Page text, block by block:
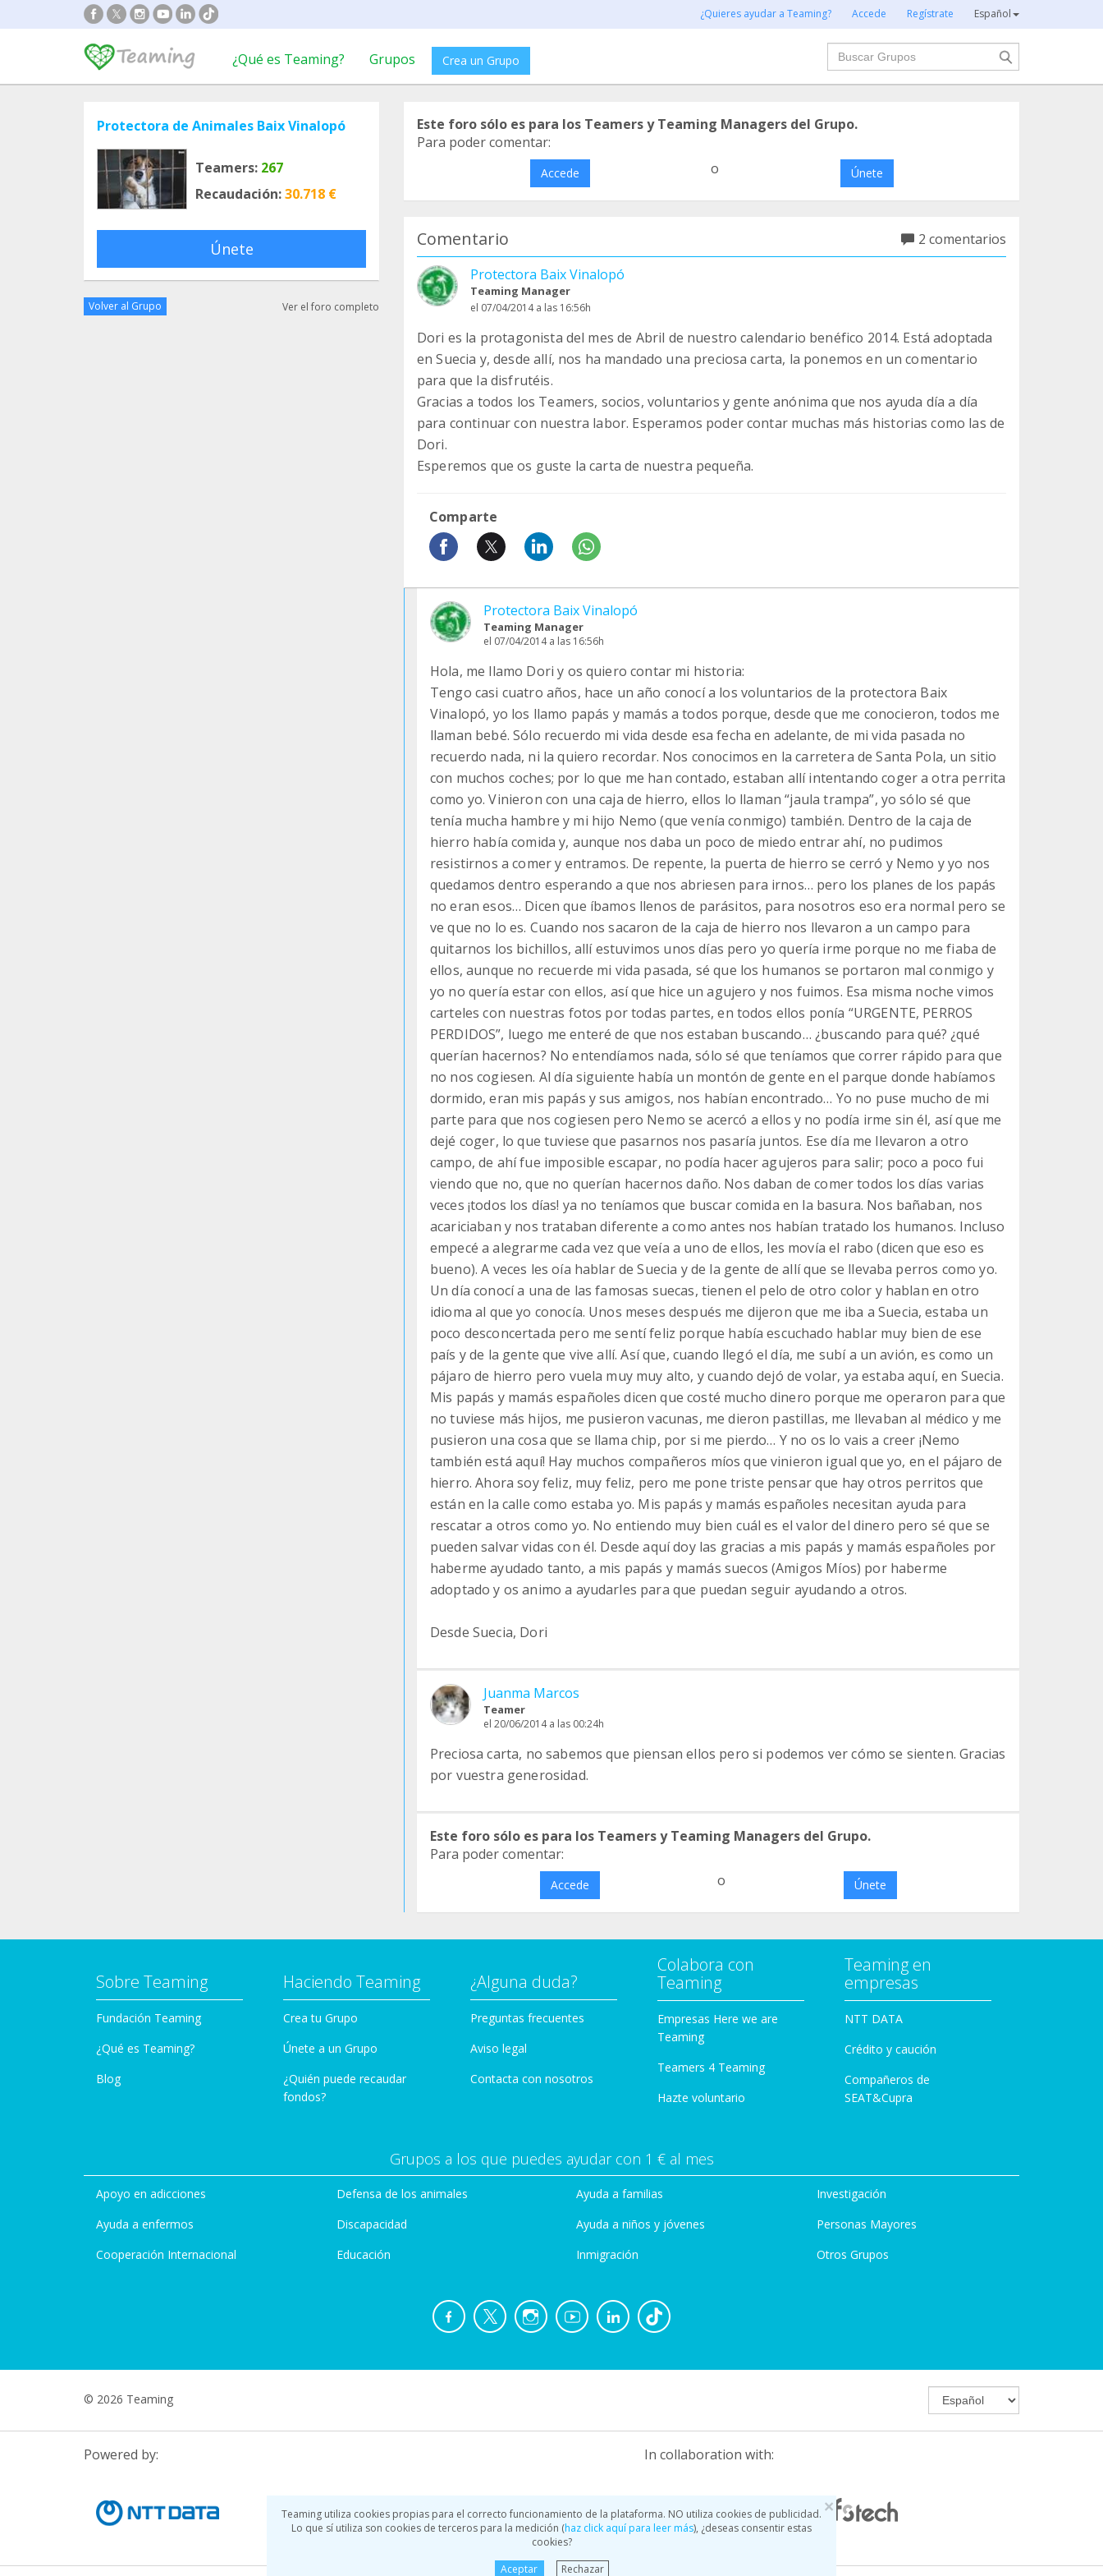
×
Teaming utiliza cookies propias para el correcto funcionamiento de la plataforma. NO utiliza cookies de publicidad.
Lo que sí utiliza son cookies de terceros para la medición (haz click aquí para leer más), ¿deseas consentir estas
cookies?
Aceptar
Rechazar
¿Quieres ayudar a Teaming? Accede Regístrate Español
¿Qué es Teaming? Grupos Crea un Grupo
Buscar
Protectora de Animales Baix Vinalopó
Teamers: 267
Recaudación:30.718 €
Únete
Volver al Grupo Ver el foro completo
Este foro sólo es para los Teamers y Teaming Managers del Grupo.
Para poder comentar:
Accede o Únete
Comentario
2 comentarios
Protectora Baix Vinalopó
Teaming Manager
el 07/04/2014 a las 16:56h
Dori es la protagonista del mes de Abril de nuestro calendario benéfico 2014. Está adoptada
en Suecia y, desde allí, nos ha mandado una preciosa carta, la ponemos en un comentario
para que la disfrutéis.
Gracias a todos los Teamers, socios, voluntarios y gente anónima que nos ayuda día a día
para continuar con nuestra labor. Esperamos poder contar muchas más historias como las de
Dori.
Esperemos que os guste la carta de nuestra pequeña.
Comparte
Protectora Baix Vinalopó
Teaming Manager
el 07/04/2014 a las 16:56h
Hola, me llamo Dori y os quiero contar mi historia:
Tengo casi cuatro años, hace un año conocí a los voluntarios de la protectora Baix
Vinalopó, yo los llamo papás y mamás a todos porque, desde que me conocieron, todos me
llaman bebé. Sólo recuerdo mi vida desde esa fecha en adelante, de mi vida pasada no
recuerdo nada, ni la quiero recordar. Nos conocimos en la carretera de Santa Pola, un sitio
con muchos coches; por lo que me han contado, estaban allí intentando coger a otra perrita
como yo. Vinieron con una caja de hierro, ellos lo llaman “jaula trampa”, yo sólo sé que
tenía mucha hambre y mi hijo Nemo (que venía conmigo) también. Dentro de la caja de
hierro había comida y, aunque nos daba un poco de miedo entrar ahí, no pudimos
resistirnos a comer y entramos. De repente, la puerta de hierro se cerró y Nemo y yo nos
quedamos dentro esperando a que nos abriesen para irnos… pero los planes de los papás
no eran esos… Dicen que íbamos llenos de parásitos, para nosotros eso era normal pero se
ve que no lo es. Cuando nos sacaron de la caja de hierro nos llevaron a un campo para
quitarnos los bichillos, allí estuvimos unos días pero yo quería irme porque no me fiaba de
ellos, aunque no recuerde mi vida pasada, sé que los humanos se portaron mal conmigo y
yo no quería estar con ellos, así que hice un agujero y nos fuimos. Esa misma noche vimos
carteles con nuestras fotos por todas partes, en todos ellos ponía “URGENTE, PERROS
PERDIDOS”, luego me enteré de que nos estaban buscando… ¿buscando para qué? ¿qué
querían hacernos? No entendíamos nada, sólo sé que teníamos que correr rápido para que
no nos cogiesen. Al día siguiente había un montón de gente en el parque donde habíamos
dormido, eran mis papás y sus amigos, nos habían encontrado… Yo no puse mucho de mi
parte para que nos cogiesen pero Nemo se acercó a ellos y no podía irme sin él, así que me
dejé coger, lo que tuviese que pasarnos nos pasaría juntos. Ese día me llevaron a otro
campo, de ahí fue imposible escapar, no podía hacer agujeros para salir; poco a poco fui
viendo que no, que no querían hacernos daño. Nos daban de comer todos los días varias
veces ¡todos los días! ya no teníamos que buscar comida en la basura. Nos bañaban, nos
acariciaban y nos trataban diferente a como antes nos habían tratado los humanos. Incluso
empecé a alegrarme cada vez que veía a uno de ellos, les movía el rabo (dicen que eso es
bueno). A veces les oía hablar de Suecia y de la gente de allí que se llevaba perros como yo.
Un día conocí a una de las famosas suecas, tienen el pelo de otro color y hablan en otro
idioma al que yo conocía. Unos meses después me dijeron que me iba a Suecia, estaba un
poco desconcertada pero me sentí feliz porque había escuchado hablar muy bien de ese
país y de la gente que vive allí. Así que, cuando llegó el día, me subí a un avión, es como un
pájaro de hierro pero vuela muy muy alto, y cuando dejó de volar, ya estaba aquí, en Suecia.
Mis papás y mamás españoles dicen que costé mucho dinero porque me operaron para que
no tuviese más hijos, me pusieron vacunas, me dieron pastillas, me llevaban al médico y me
pusieron una cosa que se llama chip, por si me pierdo… Y no os lo vais a creer ¡Nemo
también está aquí! Hay muchos compañeros míos que vinieron igual que yo, en el pájaro de
hierro. Ahora soy feliz, muy feliz, pero me pone triste pensar que hay otros perritos que
están en la calle como estaba yo. Mis papás y mamás españoles necesitan ayuda para
rescatar a otros como yo. No entiendo muy bien cuál es el valor del dinero pero sé que se
pueden salvar vidas con él. Desde aquí doy las gracias a mis papás y mamás españoles por
haberme ayudado tanto, a mis papás y mamás suecos (Amigos Míos) por haberme
adoptado y os animo a ayudarles para que puedan seguir ayudando a otros.
Desde Suecia, Dori
Juanma Marcos
Teamer
el 20/06/2014 a las 00:24h
Preciosa carta, no sabemos que piensan ellos pero si podemos ver cómo se sienten. Gracias
por vuestra generosidad.
Este foro sólo es para los Teamers y Teaming Managers del Grupo.
Para poder comentar:
Accede o Únete
Sobre Teaming
Fundación Teaming
¿Qué es Teaming?
Blog
Haciendo Teaming
Crea tu Grupo
Únete a un Grupo
¿Quién puede recaudar
fondos?
¿Alguna duda?
Preguntas frecuentes
Aviso legal
Contacta con nosotros
Colabora con
Teaming
Empresas Here we are
Teaming
Teamers 4 Teaming
Hazte voluntario
Teaming en
empresas
NTT DATA
Crédito y caución
Compañeros de
SEAT&Cupra
Grupos a los que puedes ayudar con 1 € al mes
Apoyo en adicciones
Ayuda a enfermos
Cooperación Internacional
Defensa de los animales
Discapacidad
Educación
Ayuda a familias
Ayuda a niños y jóvenes
Inmigración
Investigación
Personas Mayores
Otros Grupos
© 2026 Teaming
Powered by: In collaboration with: